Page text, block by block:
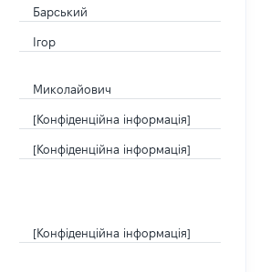
Барський
Ігор
Миколайович
[Конфіденційна інформація]
[Конфіденційна інформація]
[Конфіденційна інформація]